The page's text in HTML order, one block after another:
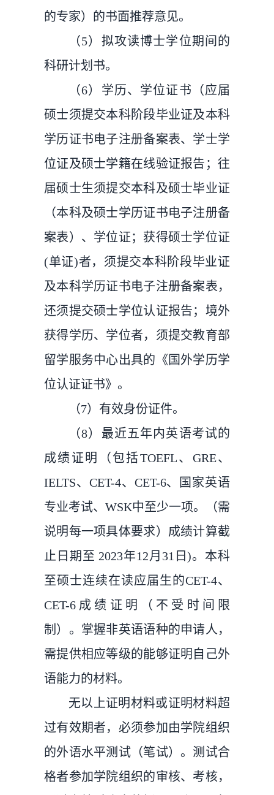
的专家）的书面推荐意见。
（5）拟攻读博士学位期间的
科研计划书。
（6）学历、学位证书（应届
硕士须提交本科阶段毕业证及本科
学历证书电子注册备案表、学士学
位证及硕士学籍在线验证报告；往
届硕士生须提交本科及硕士毕业证
（本科及硕士学历证书电子注册备
案表）、学位证；获得硕士学位证
(单证)者，须提交本科阶段毕业证
及本科学历证书电子注册备案表，
还须提交硕士学位认证报告；境外
获得学历、学位者，须提交教育部
留学服务中心出具的《国外学历学
位认证证书》。
（7）有效身份证件。
（8）最近五年内英语考试的
成绩证明（包括TOEFL、GRE、
IELTS、CET-4、CET-6、国家英语
专业考试、WSK中至少一项。（需
说明每一项具体要求）成绩计算截
止日期至 2023年12月31日)。本科
至硕士连续在读应届生的CET-4、
CET-6成绩证明（不受时间限
制）。掌握非英语语种的申请人，
需提供相应等级的能够证明自己外
语能力的材料。
无以上证明材料或证明材料超
过有效期者，必须参加由学院组织
的外语水平测试（笔试）。测试合
格者参加学院组织的审核、考核，